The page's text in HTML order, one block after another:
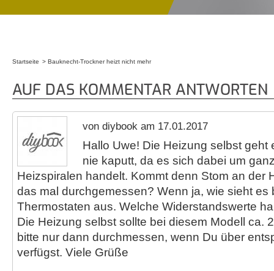
Startseite Bauknecht-Trockner heizt nicht mehr
AUF DAS KOMMENTAR ANTWORTEN
von diybook am 17.01.2017
Hallo Uwe! Die Heizung selbst geht
nie kaputt, da es sich dabei um
Heizspiralen handelt. Kommt denn Stom an der
das mal durchgemessen? Wenn ja, wie sieht es
Thermostaten aus. Welche Widerstandswerte
Die Heizung selbst sollte bei diesem Modell ca.
bitte nur dann durchmessen, wenn Du über
verfügst. Viele Grüße